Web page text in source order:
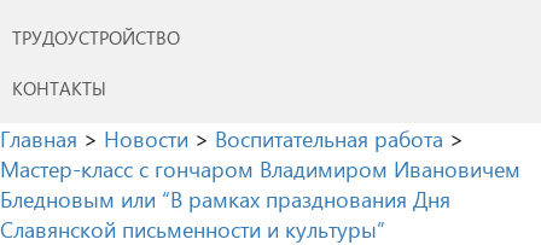
ТРУДОУСТРОЙСТВО
КОНТАКТЫ
Главная > Новости > Воспитательная работа >
Мастер-класс с гончаром Владимиром Ивановичем
Бледновым или “В рамках празднования Дня
Славянской письменности и культуры”